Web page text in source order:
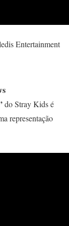
Entertainment
do Stray Kids é
representação